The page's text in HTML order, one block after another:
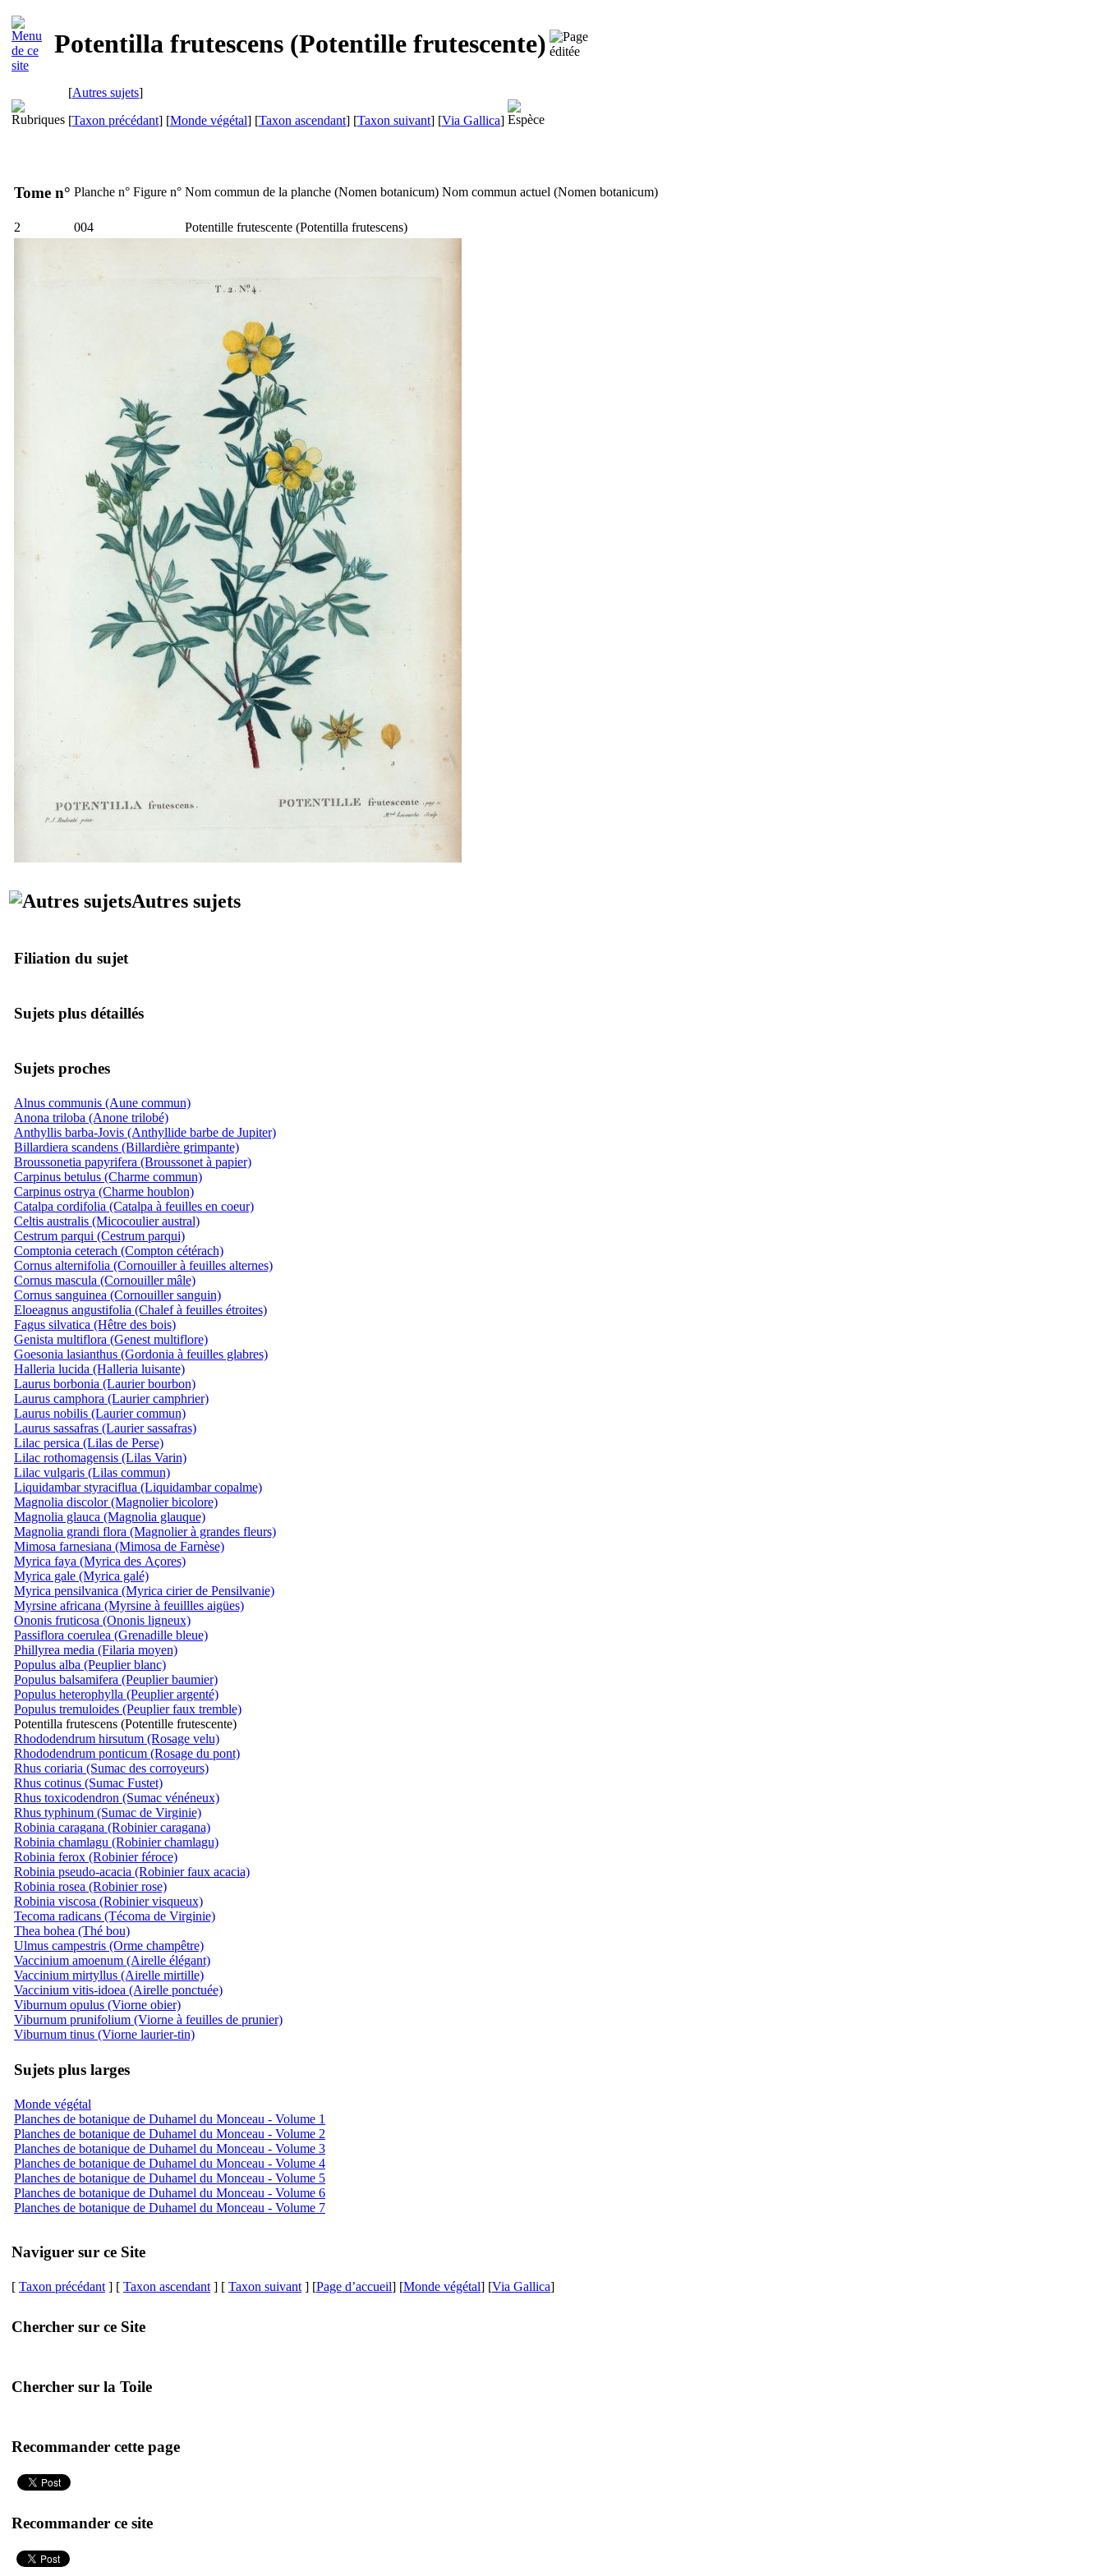
Potentilla frutescens (Potentille frutescente)
[Autres sujets]
[Taxon précédant] [Monde végétal] [Taxon ascendant] [Taxon suivant] [Via Gallica]
Tome n° Planche n° Figure n° Nom commun de la planche (Nomen botanicum) Nom commun actuel (Nomen botanicum)
2 004 Potentille frutescente (Potentilla frutescens)
Autres sujets
Filiation du sujet
Sujets plus détaillés
Sujets proches
Alnus communis (Aune commun)
Anona triloba (Anone trilobé)
Anthyllis barba-Jovis (Anthyllide barbe de Jupiter)
Billardiera scandens (Billardière grimpante)
Broussonetia papyrifera (Broussonet à papier)
Carpinus betulus (Charme commun)
Carpinus ostrya (Charme houblon)
Catalpa cordifolia (Catalpa à feuilles en coeur)
Celtis australis (Micocoulier austral)
Cestrum parqui (Cestrum parqui)
Comptonia ceterach (Compton cétérach)
Cornus alternifolia (Cornouiller à feuilles alternes)
Cornus mascula (Cornouiller mâle)
Cornus sanguinea (Cornouiller sanguin)
Eloeagnus angustifolia (Chalef à feuilles étroites)
Fagus silvatica (Hêtre des bois)
Genista multiflora (Genest multiflore)
Goesonia lasianthus (Gordonia à feuilles glabres)
Halleria lucida (Halleria luisante)
Laurus borbonia (Laurier bourbon)
Laurus camphora (Laurier camphrier)
Laurus nobilis (Laurier commun)
Laurus sassafras (Laurier sassafras)
Lilac persica (Lilas de Perse)
Lilac rothomagensis (Lilas Varin)
Lilac vulgaris (Lilas commun)
Liquidambar styraciflua (Liquidambar copalme)
Magnolia discolor (Magnolier bicolore)
Magnolia glauca (Magnolia glauque)
Magnolia grandi flora (Magnolier à grandes fleurs)
Mimosa farnesiana (Mimosa de Farnèse)
Myrica faya (Myrica des Açores)
Myrica gale (Myrica galé)
Myrica pensilvanica (Myrica cirier de Pensilvanie)
Myrsine africana (Myrsine à feuillles aigües)
Ononis fruticosa (Ononis ligneux)
Passiflora coerulea (Grenadille bleue)
Phillyrea media (Filaria moyen)
Populus alba (Peuplier blanc)
Populus balsamifera (Peuplier baumier)
Populus heterophylla (Peuplier argenté)
Populus tremuloides (Peuplier faux tremble)
Potentilla frutescens (Potentille frutescente)
Rhododendrum hirsutum (Rosage velu)
Rhododendrum ponticum (Rosage du pont)
Rhus coriaria (Sumac des corroyeurs)
Rhus cotinus (Sumac Fustet)
Rhus toxicodendron (Sumac vénéneux)
Rhus typhinum (Sumac de Virginie)
Robinia caragana (Robinier caragana)
Robinia chamlagu (Robinier chamlagu)
Robinia ferox (Robinier féroce)
Robinia pseudo-acacia (Robinier faux acacia)
Robinia rosea (Robinier rose)
Robinia viscosa (Robinier visqueux)
Tecoma radicans (Técoma de Virginie)
Thea bohea (Thé bou)
Ulmus campestris (Orme champêtre)
Vaccinium amoenum (Airelle élégant)
Vaccinium mirtyllus (Airelle mirtille)
Vaccinium vitis-idoea (Airelle ponctuée)
Viburnum opulus (Viorne obier)
Viburnum prunifolium (Viorne à feuilles de prunier)
Viburnum tinus (Viorne laurier-tin)
Sujets plus larges
Monde végétal
Planches de botanique de Duhamel du Monceau - Volume 1
Planches de botanique de Duhamel du Monceau - Volume 2
Planches de botanique de Duhamel du Monceau - Volume 3
Planches de botanique de Duhamel du Monceau - Volume 4
Planches de botanique de Duhamel du Monceau - Volume 5
Planches de botanique de Duhamel du Monceau - Volume 6
Planches de botanique de Duhamel du Monceau - Volume 7
Naviguer sur ce Site
[ Taxon précédant ] [ Taxon ascendant ] [ Taxon suivant ] [Page d’accueil] [Monde végétal] [Via Gallica]
Chercher sur ce Site
Chercher sur la Toile
Recommander cette page
Recommander ce site